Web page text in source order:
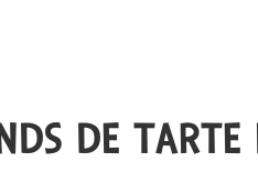
DE